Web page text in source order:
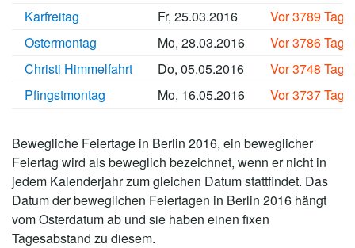
Karfreitag
Fr, 25.03.2016
Vor 3789
Ostermontag
Mo, 28.03.2016
Vor 3786
Christi Himmelfahrt
Do, 05.05.2016
Vor 3748
Pfingstmontag
Mo, 16.05.2016 Vor 3737
Bewegliche Feiertage in Berlin 2016, ein beweglicher
Feiertag wird als beweglich bezeichnet, wenn er nicht in
jedem Kalenderjahr zum gleichen Datum stattfindet. Das
Datum der beweglichen Feiertagen in Berlin 2016 hängt
vom Osterdatum ab und sie haben einen fixen
Tagesabstand zu diesem.